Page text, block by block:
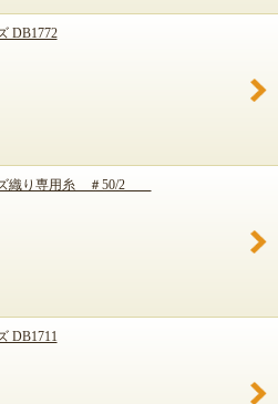
DB1772
ズ織り専用糸 ＃50/2
DB1711